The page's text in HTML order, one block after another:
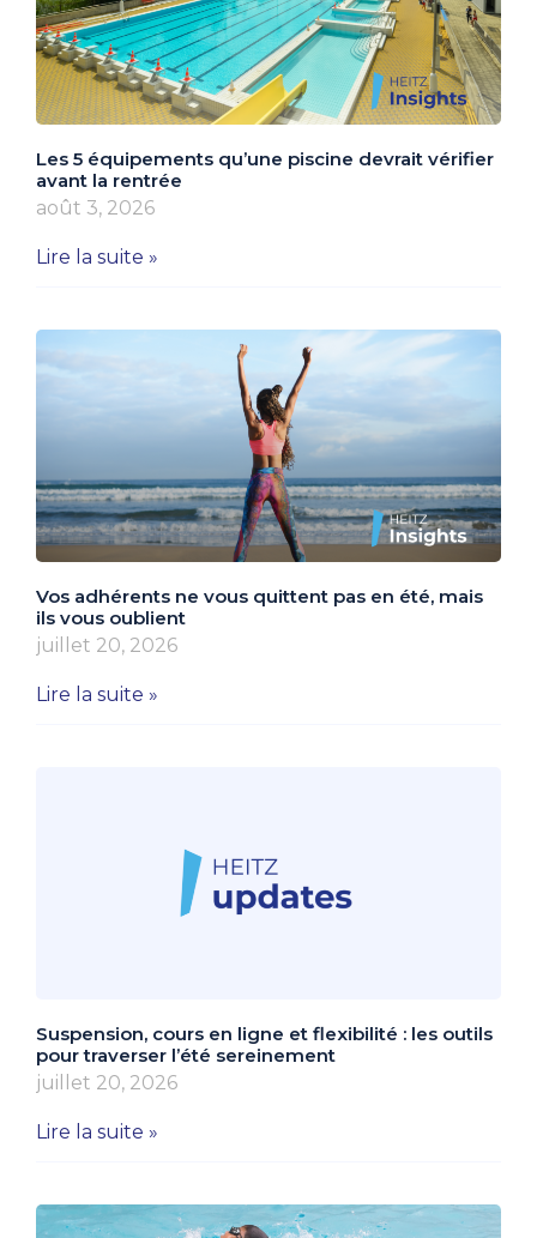
Les 5 équipements qu’une piscine devrait vérifier
avant la rentrée
août 3, 2026
Lire la suite »
Vos adhérents ne vous quittent pas en été, mais
ils vous oublient
juillet 20, 2026
Lire la suite »
Suspension, cours en ligne et flexibilité : les outils
pour traverser l’été sereinement
juillet 20, 2026
Lire la suite »